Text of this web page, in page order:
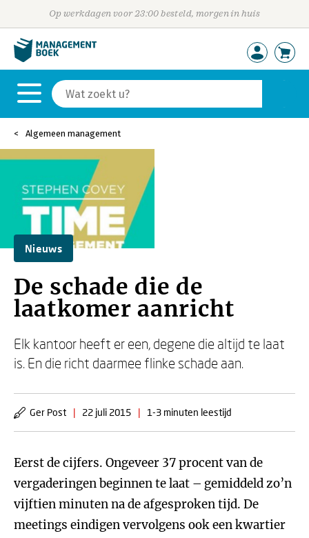
Op werkdagen voor 23:00 besteld, morgen in huis
Algemeen management
Nieuws
De schade die de
laatkomer aanricht
Elk kantoor heeft er een, degene die altijd te laat
is. En die richt daarmee flinke schade aan.
Ger Post | 22 juli 2015 | 1-3 minuten leestijd
Eerst de cijfers. Ongeveer 37 procent van de
vergaderingen beginnen te laat – gemiddeld zo’n
vijftien minuten na de afgesproken tijd. De
meetings eindigen vervolgens ook een kwartier